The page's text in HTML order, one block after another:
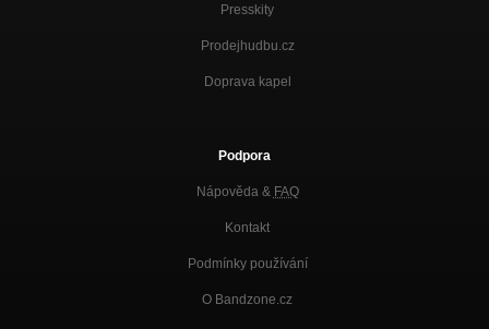
Presskity
Prodejhudbu.cz
Doprava kapel
Podpora
Nápověda & FAQ
Kontakt
Podmínky používání
O Bandzone.cz